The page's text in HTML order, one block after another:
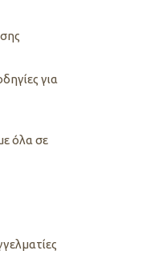
για
όλα σε